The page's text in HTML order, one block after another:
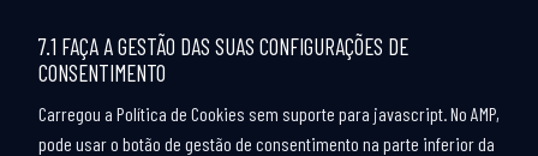
7.1 FAÇA A GESTÃO DAS SUAS CONFIGURAÇÕES DE
CONSENTIMENTO
Carregou a Política de Cookies sem suporte para javascript. No AMP,
pode usar o botão de gestão de consentimento na parte inferior da